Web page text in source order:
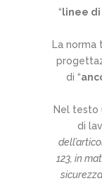
“ linee
La norma
di “
Nel testo
di
123, in